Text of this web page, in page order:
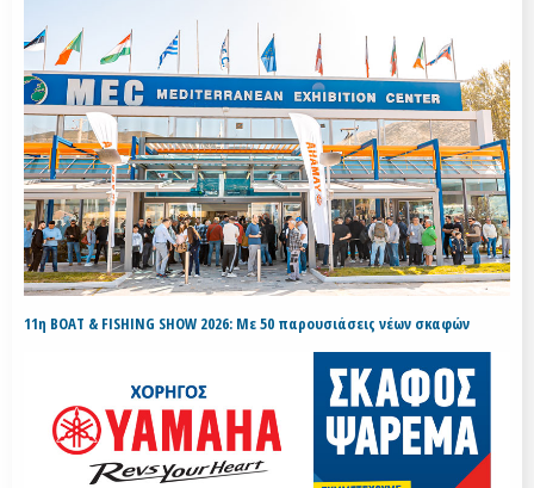
11η BOAT & FISHING SHOW 2026: Με 50 παρουσιάσεις νέων σκαφών